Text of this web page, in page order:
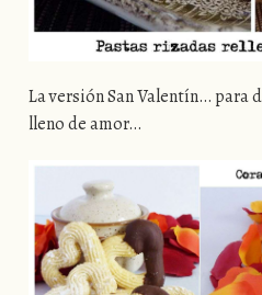
La versión San Valentín… para
lleno de amor…